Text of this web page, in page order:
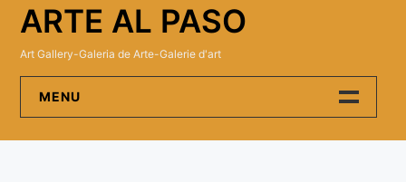
ARTE AL PASO
Art Gallery-Galeria de Arte-Galerie d'art
MENU